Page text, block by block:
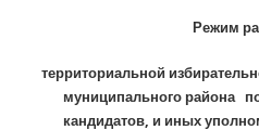
Режим
территориальной
муниципального района
кандидатов, и иных